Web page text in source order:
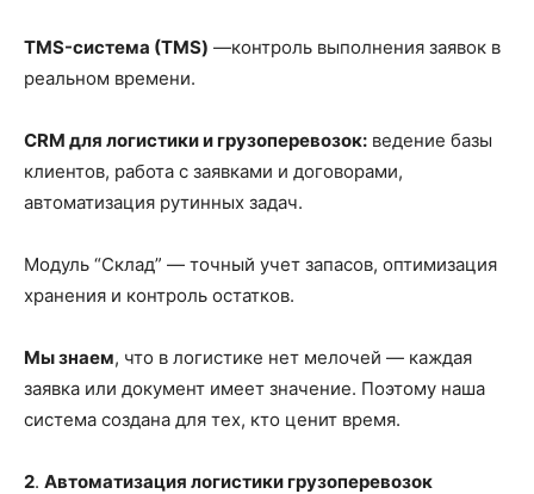
TMS-система (ТМS) —контроль выполнения заявок в
реальном времени.
CRM для логистики и грузоперевозок: ведение базы
клиентов, работа с заявками и договорами,
автоматизация рутинных задач.
Модуль “Склад” — точный учет запасов, оптимизация
хранения и контроль остатков.
Мы знаем, что в логистике нет мелочей — каждая
заявка или документ имеет значение. Поэтому наша
система создана для тех, кто ценит время.
2. Автоматизация логистики грузоперевозок